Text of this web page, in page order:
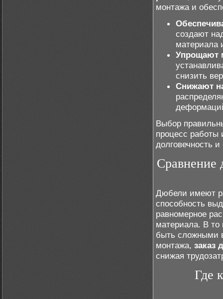
монтажа и
создают
материала
Упрощают
снизить
Снижают
Выбор
процесс работы
долговечность
Сравнение
Дюбели имеют
способность
равномерное
материала. В то
быть сложными
монтажа, заказ
снижая
Где